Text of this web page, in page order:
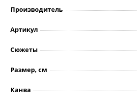
Производитель
Артикул
Сюжеты
Размер, см
Канва